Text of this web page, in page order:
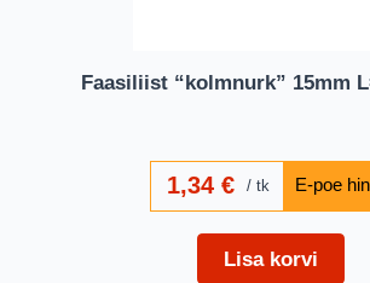
Faasiliist “kolmnurk” 15mm
1,34€ tk
Lisa korvi